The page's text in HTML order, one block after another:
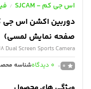
اس جی کم - SJCAM /
صفحه نمایش لمسی)
Dual Screen Sports Camera
0
0 دیدگاهشناسه